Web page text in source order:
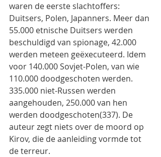
waren de eerste slachtoffers:
Duitsers, Polen, Japanners. Meer dan
55.000 etnische Duitsers werden
beschuldigd van spionage, 42.000
werden meteen geëxecuteerd. Idem
voor 140.000 Sovjet-Polen, van wie
110.000 doodgeschoten werden.
335.000 niet-Russen werden
aangehouden, 250.000 van hen
werden doodgeschoten(337). De
auteur zegt niets over de moord op
Kirov, die de aanleiding vormde tot
de terreur.